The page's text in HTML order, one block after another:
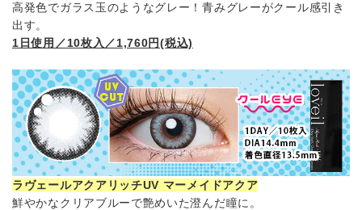
高発色でガラス玉のようなグレー！青みグレーがクール感引き
出す。
1日使用／10枚入／1,760円(税込)
ラヴェールアクアリッチUV マーメイドアクア
鮮やかなクリアブルーで艶めいた澄んだ瞳に。